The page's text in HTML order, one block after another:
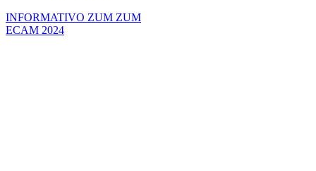
INFORMATIVO ZUM ZUM
ECAM 2024